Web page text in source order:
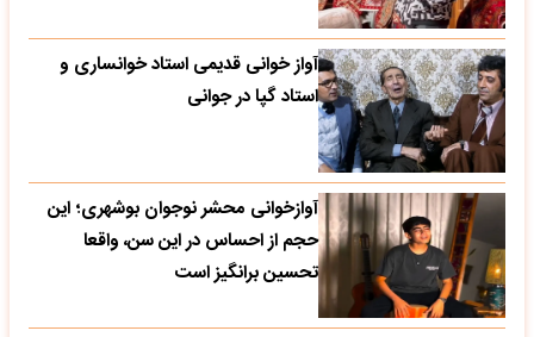
آواز خوانی قدیمی استاد خوانساری و
استاد گپا در جوانی
آوازخوانی محشر نوجوان بوشهری؛ این
حجم از احساس در این سن، واقعا
تحسین‌ برانگیز است